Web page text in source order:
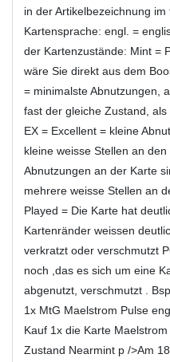
in der Artikelbezeichnung
Kartensprache: engl. =
der Kartenzustände: Mint =
wäre Sie direkt aus dem
= minimalste Abnutzungen,
fast der gleiche Zustand,
EX = Excellent = kleine
kleine weisse Stellen an
Abnutzungen an der Karte
mehrere weisse Stellen an
Played = Die Karte hat
Kartenränder weissen
verkratzt oder verschmutzt
noch ,das es sich um eine
abgenutzt, verschmutzt .
1x MtG Maelstrom Pulse
Kauf 1x die Karte
Zustand Nearmint p />Am